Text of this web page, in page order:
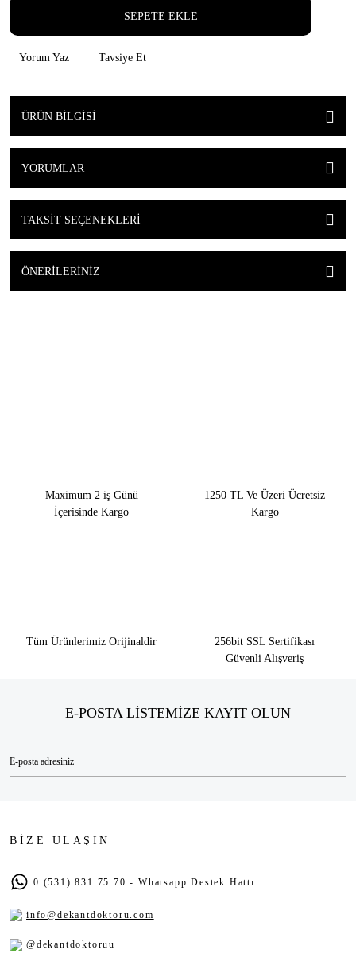
SEPETE EKLE
Yorum Yaz Tavsiye Et
ÜRÜN BILGISI
YORUMLAR
TAKSIT SEÇENEKLERI
ÖNERILERINIZ
Maximum 2 iş Günü
İçerisinde Kargo
1250 TL Ve Üzeri Ücretsiz
Kargo
Tüm Ürünlerimiz Orijinaldir
256bit SSL Sertifikası
Güvenli Alışveriş
E-POSTA LİSTEMİZE KAYIT OLUN
BİZE ULAŞIN
0 (531) 831 75 70 - Whatsapp Destek Hattı
info@dekantdoktoru.com
@dekantdoktoruu